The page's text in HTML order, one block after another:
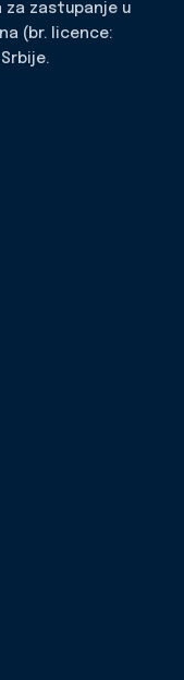
za zastupanje u
(br. licence: